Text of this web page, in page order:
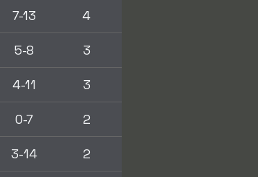
7-13 4
5-8 3
4-11 3
0-7 2
3-14 2